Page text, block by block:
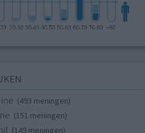
(493 meningen)
(151 meningen)
(149 meningen)